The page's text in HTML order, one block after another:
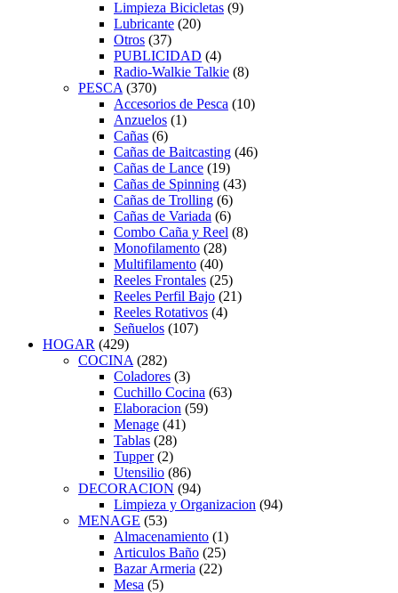
Limpieza Bicicletas (9)
Lubricante (20)
Otros (37)
PUBLICIDAD (4)
Radio-Walkie Talkie (8)
PESCA (370)
Accesorios de Pesca (10)
Anzuelos (1)
Cañas (6)
Cañas de Baitcasting (46)
Cañas de Lance (19)
Cañas de Spinning (43)
Cañas de Trolling (6)
Cañas de Variada (6)
Combo Caña y Reel (8)
Monofilamento (28)
Multifilamento (40)
Reeles Frontales (25)
Reeles Perfil Bajo (21)
Reeles Rotativos (4)
Señuelos (107)
HOGAR (429)
COCINA (282)
Coladores (3)
Cuchillo Cocina (63)
Elaboracion (59)
Menage (41)
Tablas (28)
Tupper (2)
Utensilio (86)
DECORACION (94)
Limpieza y Organizacion (94)
MENAGE (53)
Almacenamiento (1)
Articulos Baño (25)
Bazar Armeria (22)
Mesa (5)